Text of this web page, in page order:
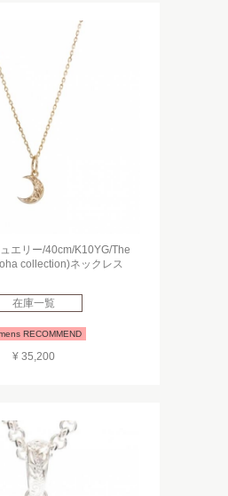
エリー/40cm/K10YG/The
collection)ネックレス
在庫一覧
RECOMMEND
¥ 35,200